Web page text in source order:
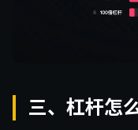
三、杠杆怎